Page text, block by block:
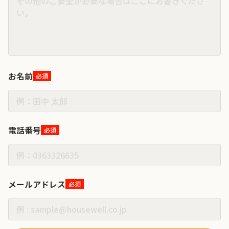
お名前 必須
電話番号 必須
メールアドレス 必須